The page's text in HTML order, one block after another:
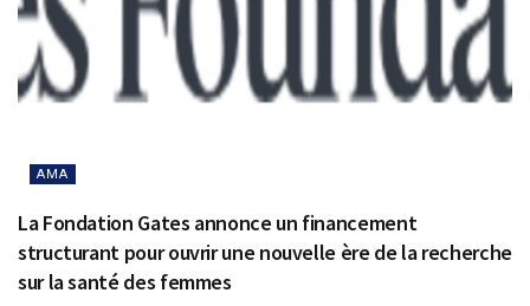
AMA
La Fondation Gates annonce un financement
structurant pour ouvrir une nouvelle ère de la recherche
sur la santé des femmes